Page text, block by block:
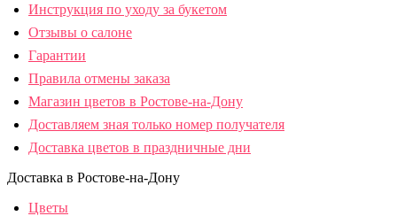
Инструкция по уходу за букетом
Отзывы о салоне
Гарантии
Правила отмены заказа
Магазин цветов в Ростове-на-Дону
Доставляем зная только номер получателя
Доставка цветов в праздничные дни
Доставка в Ростове-на-Дону
Цветы